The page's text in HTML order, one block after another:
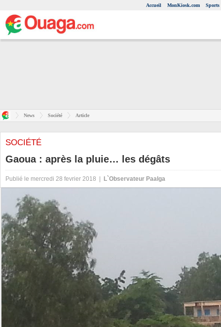
Accueil MonKiosk.com Sports
News Société Article
SOCIÉTÉ
Gaoua : après la pluie… les dégâts
Publié le mercredi 28 fevrier 2018 | L`Observateur Paalga